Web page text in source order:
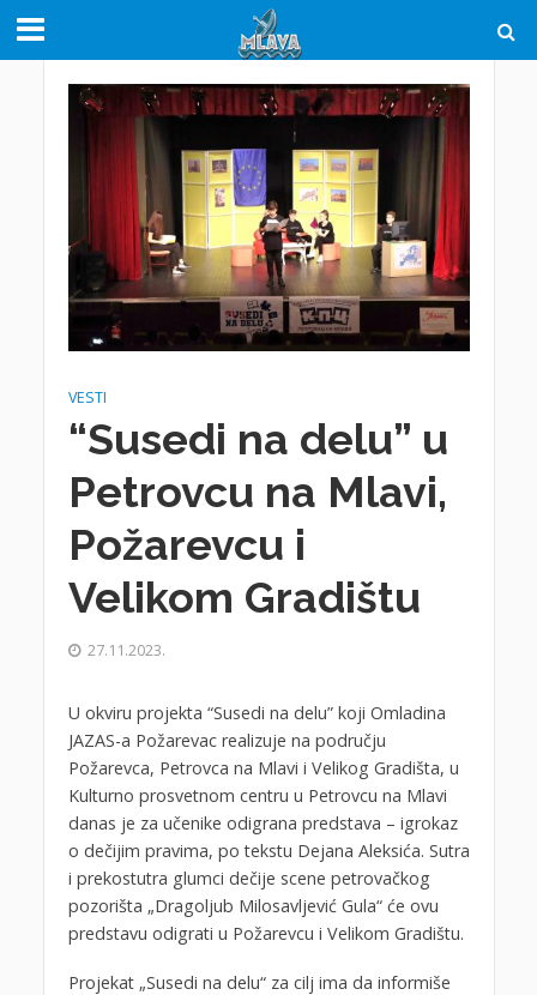
VESTI
“Susedi na delu” u
Petrovcu na Mlavi,
Požarevcu i
Velikom Gradištu
27.11.2023.
U okviru projekta “Susedi na delu” koji Omladina
JAZAS-a Požarevac realizuje na području
Požarevca, Petrovca na Mlavi i Velikog Gradišta, u
Kulturno prosvetnom centru u Petrovcu na Mlavi
danas je za učenike odigrana predstava – igrokaz
o dečijim pravima, po tekstu Dejana Aleksića. Sutra
i prekostutra glumci dečije scene petrovačkog
pozorišta „Dragoljub Milosavljević Gula“ će ovu
predstavu odigrati u Požarevcu i Velikom Gradištu.
Projekat „Susedi na delu“ za cilj ima da informiše